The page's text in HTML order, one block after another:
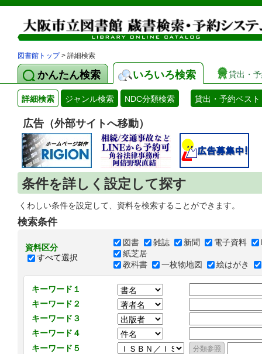
図書館トップ> 詳細検索
かんたん検索 いろいろ検索 貸出・
詳細検索 ジャンル検索 NDC分類検索 貸出・予約ベスト
広告（外部サイトへ移動）
条件を詳しく設定して探す
くわしい条件を設定して、資料を検索することができます。
検索条件
資料区分
すべて選択
図書 雑誌 新聞 電子資料
紙芝居
教科書
一枚物地図 絵はがき
キーワード１
キーワード２
キーワード３
キーワード４
キーワード５